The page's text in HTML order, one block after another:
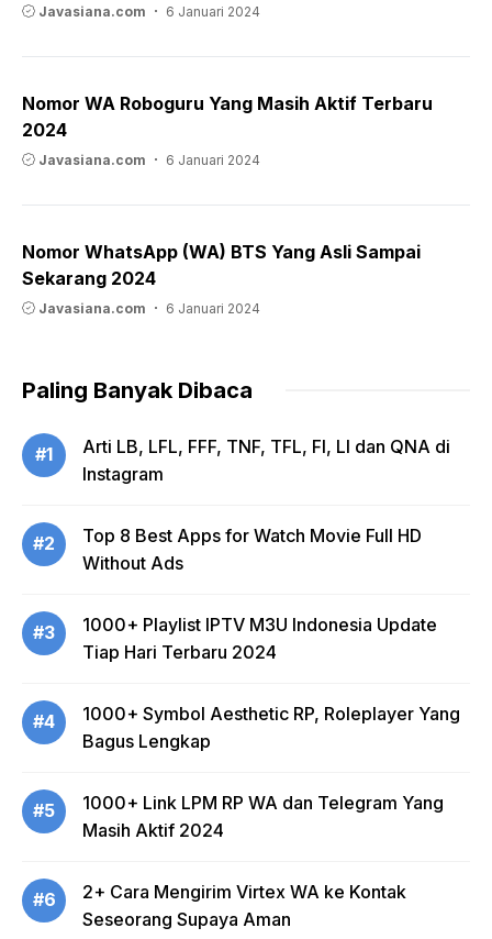
Javasiana.com 6 Januari 2024
Nomor WA Roboguru Yang Masih Aktif Terbaru
2024
Javasiana.com 6 Januari 2024
Nomor WhatsApp (WA) BTS Yang Asli Sampai
Sekarang 2024
Javasiana.com 6 Januari 2024
Paling Banyak Dibaca
#1
Arti LB, LFL, FFF, TNF, TFL, FI, LI dan QNA di
Instagram
#2
Top 8 Best Apps for Watch Movie Full HD
Without Ads
#3
1000+ Playlist IPTV M3U Indonesia Update
Tiap Hari Terbaru 2024
#4
1000+ Symbol Aesthetic RP, Roleplayer Yang
Bagus Lengkap
#5
1000+ Link LPM RP WA dan Telegram Yang
Masih Aktif 2024
#6
2+ Cara Mengirim Virtex WA ke Kontak
Seseorang Supaya Aman